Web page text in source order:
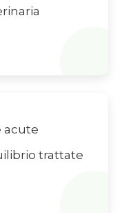
acute
trattate